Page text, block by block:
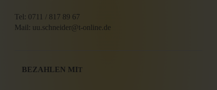
Tel: 0711 / 817 89 67
Mail: uu.schneider@t-online.de
BEZAHLEN MIT